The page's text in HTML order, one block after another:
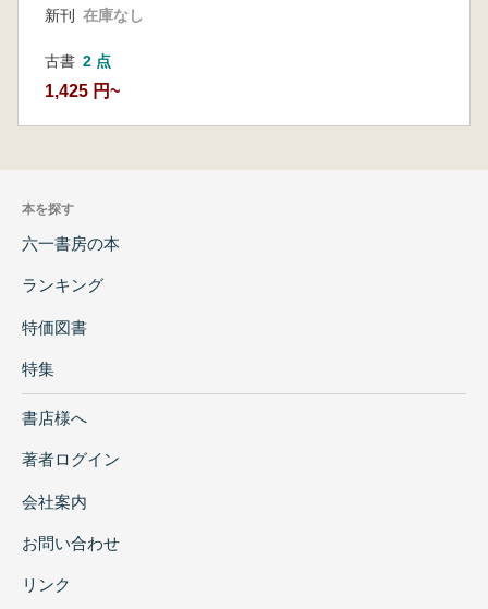
新刊 在庫なし
古書 2 点
1,425 円~
本を探す
六一書房の本
ランキング
特価図書
特集
書店様へ
著者ログイン
会社案内
お問い合わせ
リンク